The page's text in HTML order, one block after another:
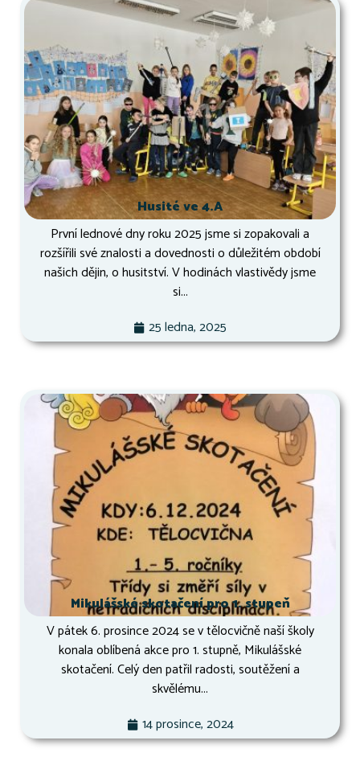
Husité ve 4.A
První lednové dny roku 2025 jsme si zopakovali a
rozšířili své znalosti a dovednosti o důležitém období
našich dějin, o husitství. V hodinách vlastivědy jsme
si...
25 ledna, 2025
Mikulášské skotačení pro 1. stupeň
V pátek 6. prosince 2024 se v tělocvičně naší školy
konala oblíbená akce pro 1. stupně, Mikulášské
skotačení. Celý den patřil radosti, soutěžení a
skvělému...
14 prosince, 2024